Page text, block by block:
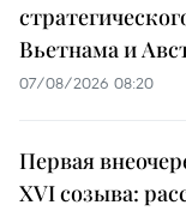
Вьетнама и
07/08/2026 08:20
Первая
XVI созыва: